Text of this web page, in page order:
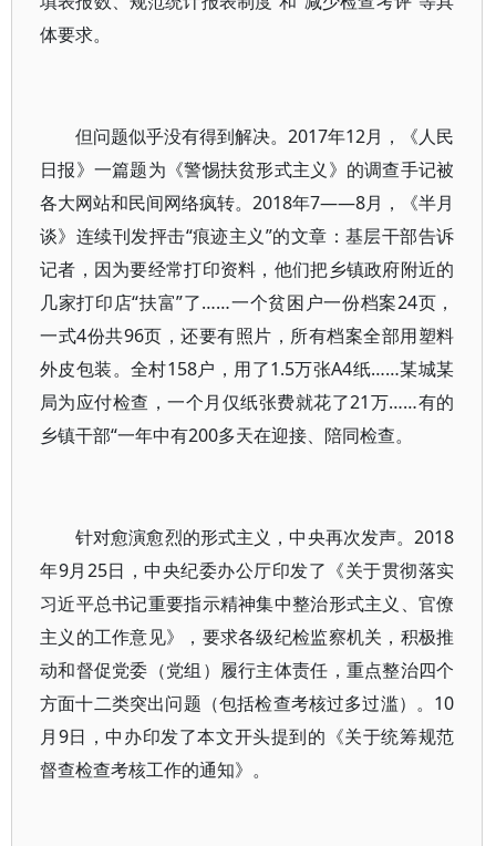
体要求。
但问题似乎没有得到解决。2017年12月，《人民
日报》一篇题为《警惕扶贫形式主义》的调查手记被
各大网站和民间网络疯转。2018年7——8月，《半月
谈》连续刊发抨击“痕迹主义”的文章：基层干部告诉
记者，因为要经常打印资料，他们把乡镇政府附近的
几家打印店“扶富”了……一个贫困户一份档案24页，
一式4份共96页，还要有照片，所有档案全部用塑料
外皮包装。全村158户，用了1.5万张A4纸……某城某
局为应付检查，一个月仅纸张费就花了21万……有的
乡镇干部“一年中有200多天在迎接、陪同检查。
针对愈演愈烈的形式主义，中央再次发声。2018
年9月25日，中央纪委办公厅印发了《关于贯彻落实
习近平总书记重要指示精神集中整治形式主义、官僚
主义的工作意见》，要求各级纪检监察机关，积极推
动和督促党委（党组）履行主体责任，重点整治四个
方面十二类突出问题（包括检查考核过多过滥）。10
月9日，中办印发了本文开头提到的《关于统筹规范
督查检查考核工作的通知》。